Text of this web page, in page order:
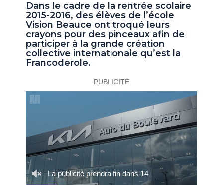
Dans le cadre de la rentrée scolaire
2015-2016, des élèves de l’école
Vision Beauce ont troqué leurs
crayons pour des pinceaux afin de
participer à la grande création
collective internationale qu’est la
Francoderole.